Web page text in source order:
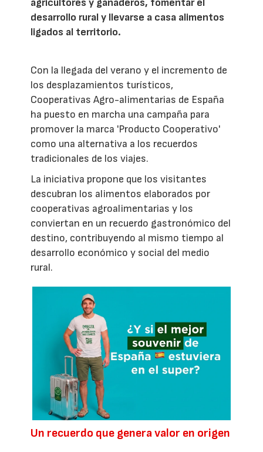
agricultores y ganaderos, fomentar el
desarrollo rural y llevarse a casa alimentos
ligados al territorio.
Con la llegada del verano y el incremento de
los desplazamientos turísticos,
Cooperativas Agro-alimentarias de España
ha puesto en marcha una campaña para
promover la marca 'Producto Cooperativo'
como una alternativa a los recuerdos
tradicionales de los viajes.
La iniciativa propone que los visitantes
descubran los alimentos elaborados por
cooperativas agroalimentarias y los
conviertan en un recuerdo gastronómico del
destino, contribuyendo al mismo tiempo al
desarrollo económico y social del medio
rural.
Un recuerdo que genera valor en origen